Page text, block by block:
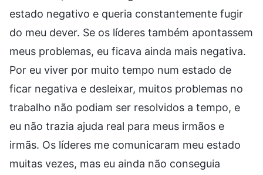
estado negativo e queria constantemente fugir
do meu dever. Se os líderes também apontassem
meus problemas, eu ficava ainda mais negativa.
Por eu viver por muito tempo num estado de
ficar negativa e desleixar, muitos problemas no
trabalho não podiam ser resolvidos a tempo, e
eu não trazia ajuda real para meus irmãos e
irmãs. Os líderes me comunicaram meu estado
muitas vezes, mas eu ainda não conseguia